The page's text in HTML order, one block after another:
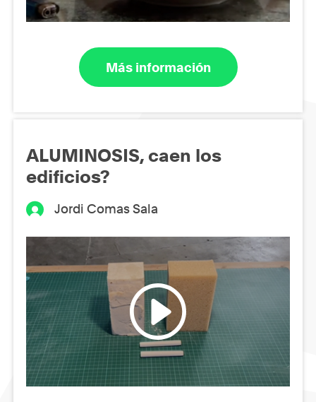
Más información
ALUMINOSIS, caen los
edificios?
Jordi Comas Sala